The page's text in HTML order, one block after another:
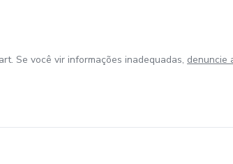
Se você vir informações inadequadas, denuncie